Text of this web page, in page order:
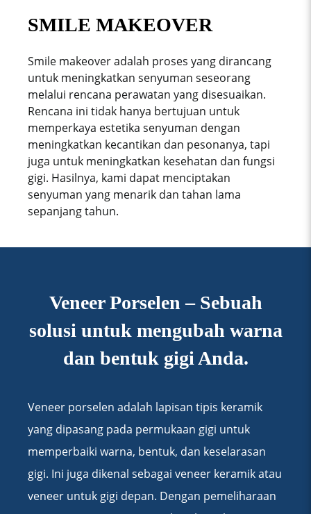
SMILE MAKEOVER
Smile makeover adalah proses yang dirancang
untuk meningkatkan senyuman seseorang
melalui rencana perawatan yang disesuaikan.
Rencana ini tidak hanya bertujuan untuk
memperkaya estetika senyuman dengan
meningkatkan kecantikan dan pesonanya, tapi
juga untuk meningkatkan kesehatan dan fungsi
gigi. Hasilnya, kami dapat menciptakan
senyuman yang menarik dan tahan lama
sepanjang tahun.
Veneer Porselen – Sebuah
solusi untuk mengubah warna
dan bentuk gigi Anda.
Veneer porselen adalah lapisan tipis keramik
yang dipasang pada permukaan gigi untuk
memperbaiki warna, bentuk, dan keselarasan
gigi. Ini juga dikenal sebagai veneer keramik atau
veneer untuk gigi depan. Dengan pemeliharaan